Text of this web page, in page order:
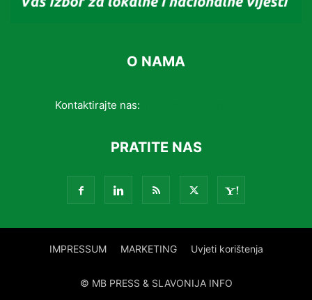
O NAMA
Kontaktirajte nas:
PRATITE NAS
IMPRESSUM MARKETING Uvjeti korištenja
© MB PRESS & SLAVONIJA INFO